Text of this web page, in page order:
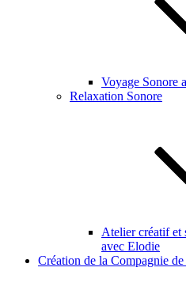
Voyage Sonore
Relaxation Sonore
Atelier créatif et
avec Elodie
Création de la Compagnie